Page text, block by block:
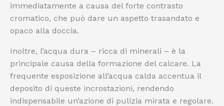
immediatamente a causa del forte contrasto
cromatico, che può dare un aspetto trasandato e
opaco alla doccia.
Inoltre, l’acqua dura – ricca di minerali – è la
principale causa della formazione del calcare. La
frequente esposizione all’acqua calda accentua il
deposito di queste incrostazioni, rendendo
indispensabile un’azione di pulizia mirata e regolare.